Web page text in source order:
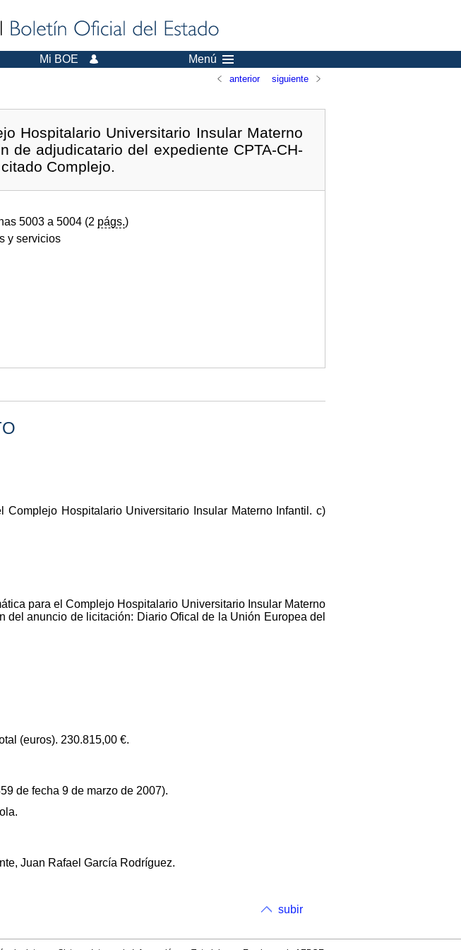
Mi BOE Menú
anterior siguiente
Hospitalario Universitario Insular Materno
de adjudicatario del expediente CPTA-CH-
Complejo.
5003 a 5004 (2 págs.)
y servicios
Hospitalario Universitario Insular Materno Infantil. c)
para el Complejo Hospitalario Universitario Insular Materno
del anuncio de licitación: Diario Ofical de la Unión Europea del
(euros). 230.815,00 €.
de fecha 9 de marzo de 2007).
Juan Rafael García Rodríguez.
subir